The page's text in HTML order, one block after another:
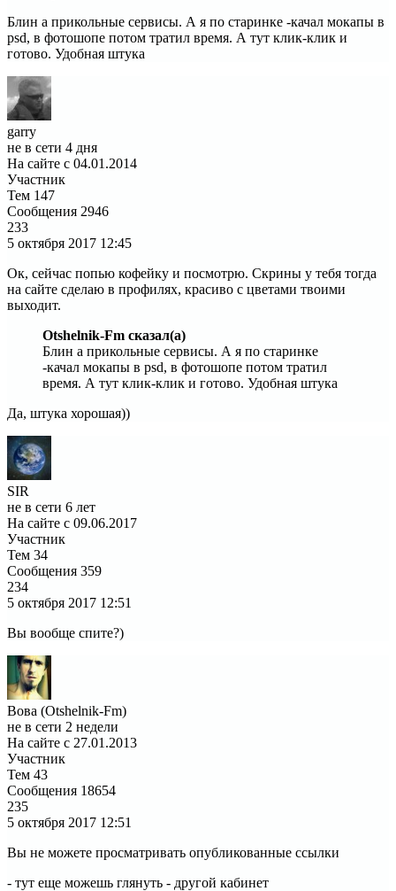
Блин а прикольные сервисы. А я по старинке -качал мокапы в
psd, в фотошопе потом тратил время. А тут клик-клик и
готово. Удобная штука
garry
не в сети 4 дня
На сайте с 04.01.2014
Участник
Тем 147
Сообщения 2946
233
5 октября 2017 12:45
Ок, сейчас попью кофейку и посмотрю. Скрины у тебя тогда
на сайте сделаю в профилях, красиво с цветами твоими
выходит.
Otshelnik-Fm сказал(а)
Блин а прикольные сервисы. А я по старинке
-качал мокапы в psd, в фотошопе потом тратил
время. А тут клик-клик и готово. Удобная штука
Да, штука хорошая))
SIR
не в сети 6 лет
На сайте с 09.06.2017
Участник
Тем 34
Сообщения 359
234
5 октября 2017 12:51
Вы вообще спите?)
Вова (Otshelnik-Fm)
не в сети 2 недели
На сайте с 27.01.2013
Участник
Тем 43
Сообщения 18654
235
5 октября 2017 12:51
Вы не можете просматривать опубликованные ссылки
- тут еще можешь глянуть - другой кабинет